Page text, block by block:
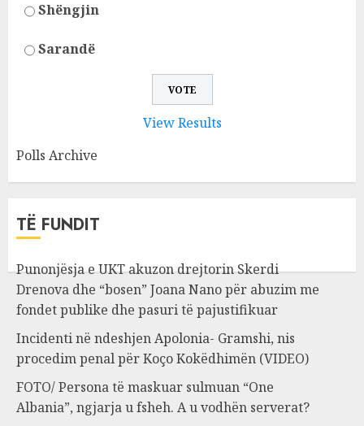
Shëngjin
Sarandë
View Results
Polls Archive
TË FUNDIT
Punonjësja e UKT akuzon drejtorin Skerdi
Drenova dhe “bosen” Joana Nano për abuzim me
fondet publike dhe pasuri të pajustifikuar
Incidenti në ndeshjen Apolonia- Gramshi, nis
procedim penal për Koço Kokëdhimën (VIDEO)
FOTO/ Persona të maskuar sulmuan “One
Albania”, ngjarja u fsheh. A u vodhën serverat?